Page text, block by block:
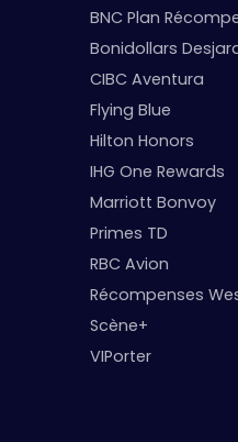
BNC Plan
Bonidollars
CIBC Aventura
Flying Blue
Hilton Honors
IHG One Rewards
Marriott Bonvoy
Primes TD
RBC Avion
Récompenses
Scène+
VIPorter